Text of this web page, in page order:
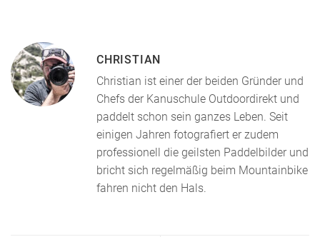
CHRISTIAN
Christian ist einer der beiden Gründer und
Chefs der Kanuschule Outdoordirekt und
paddelt schon sein ganzes Leben. Seit
einigen Jahren fotografiert er zudem
professionell die geilsten Paddelbilder und
bricht sich regelmäßig beim Mountainbike
fahren nicht den Hals.